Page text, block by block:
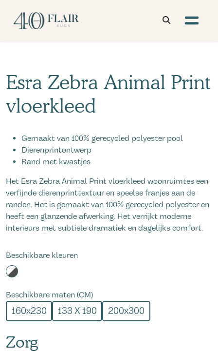
Esra Zebra Animal Print
vloerkleed
Gemaakt van 100% gerecycled polyester pool
Dierenprintontwerp
Rand met kwastjes
Het Esra Zebra Animal Print vloerkleed woonruimtes een
verfijnde dierenprinttextuur en speelse franjes aan de
randen. Het is gemaakt van 100% gerecycled polyester en
heeft een glanzende afwerking. Het verrijkt moderne
interieurs met subtiele dramatiek en dagelijks comfort.
Beschikbare kleuren
Beschikbare maten (CM)
160x230 133 X 190 200x300
Zorg